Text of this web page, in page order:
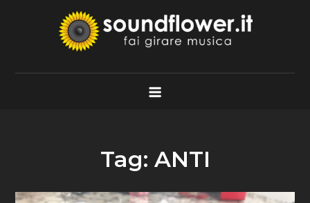
Soundflower.it
Fai Girare Musica
Tag: ANTI